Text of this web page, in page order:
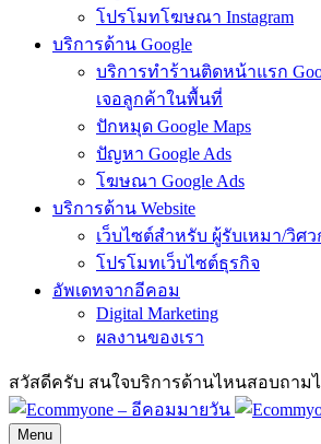
โปรโมทโฆษณา Instagram
บริการด้าน Google
บริการทำร้านติดหน้าแรก
เจอลูกค้าในพื้นที่
ปักหมุด Google Maps
ปัญหา Google Ads
โฆษณา Google Ads
บริการด้าน Website
เว็บไซต์สำหรับ ผู้รับเหมา/วิศ
โปรโมทเว็บไซต์ธุรกิจ
อัพเดทจากอีคอม
Digital Marketing
ผลงานของเรา
สวัสดีครับ สนใจบริการด้านไหนสอบถาม
Menu